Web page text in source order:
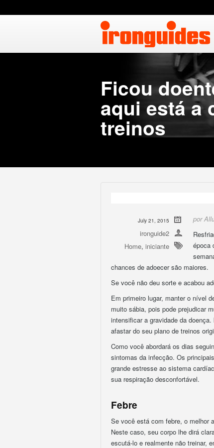
Ficou
aqui está a
treinos
July 21, 2015
ironguide2
Home, iniciante
por
época
chances de adoecer são maiores.
Se você não deu sorte e acabou
Em primeiro lugar, manter o nível
muito sábia, pois pode prejudicar
intensificar a gravidade da
afastar do seu plano de treinos
Como você abordará os dias
sintomas da infecção. Os
grande estresse ao sistema
sua respiração desconfortável.
Febre
Se você está com febre, o melhor
Neste caso, seu corpo lhe dirá
escutá-lo e realmente não treinar,